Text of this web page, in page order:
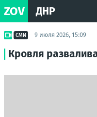
ZOV ДНР
СМИ 9 июля 2026, 15:09
Кровля